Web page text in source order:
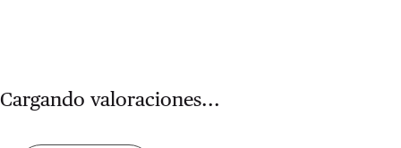
Cargando valoraciones...